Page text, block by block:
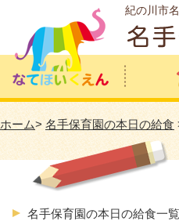
紀の川市
ホーム> 名手保育園の本日の給食
名手保育園の本日の給食一覧